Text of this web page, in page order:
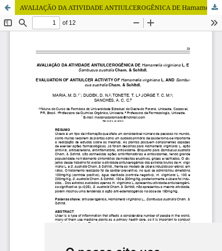
AVALIAÇÃO DA ATIVIDADE ANTIULCEROGÊNICA DE Hamamelis virginiana L. E Sambucus australis Cham. & Schltdl.